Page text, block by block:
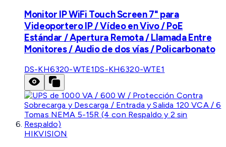
Monitor IP WiFi Touch Screen 7" para
Videoportero IP / Vídeo en Vivo / PoE
Estándar / Apertura Remota / Llamada Entre
Monitores / Audio de dos vías / Policarbonato
DS-KH6320-WTE1DS-KH6320-WTE1
HIKVISION